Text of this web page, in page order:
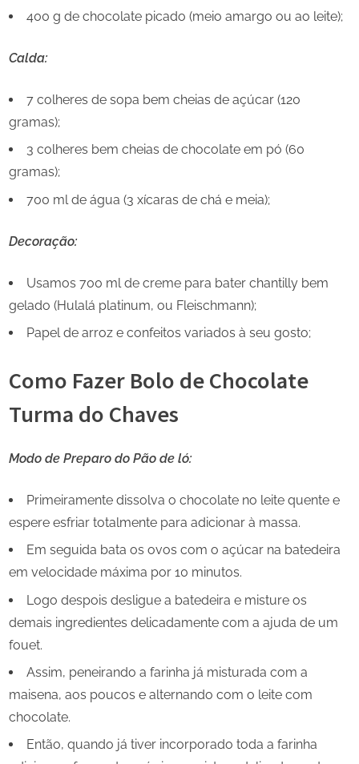
400 g de chocolate picado (meio amargo ou ao leite);
Calda:
7 colheres de sopa bem cheias de açúcar (120
gramas);
3 colheres bem cheias de chocolate em pó (60
gramas);
700 ml de água (3 xícaras de chá e meia);
Decoração:
Usamos 700 ml de creme para bater chantilly bem
gelado (Hulalá platinum, ou Fleischmann);
Papel de arroz e confeitos variados à seu gosto;
Como Fazer Bolo de Chocolate
Turma do Chaves
Modo de Preparo do Pão de ló:
Primeiramente dissolva o chocolate no leite quente e
espere esfriar totalmente para adicionar à massa.
Em seguida bata os ovos com o açúcar na batedeira
em velocidade máxima por 10 minutos.
Logo despois desligue a batedeira e misture os
demais ingredientes delicadamente com a ajuda de um
fouet.
Assim, peneirando a farinha já misturada com a
maisena, aos poucos e alternando com o leite com
chocolate.
Então, quando já tiver incorporado toda a farinha